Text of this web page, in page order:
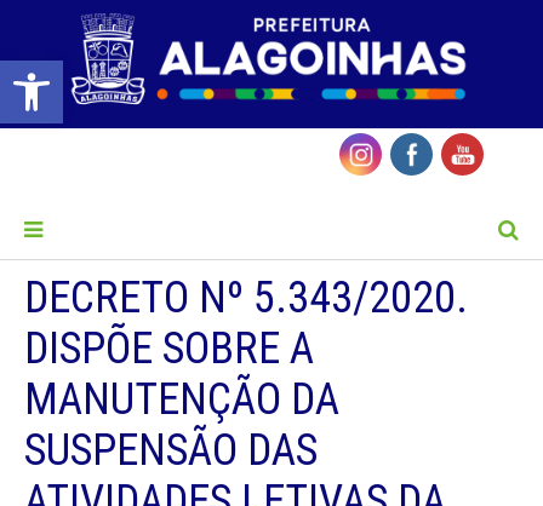
Barra de Ferramentas Aberta
DECRETO Nº 5.343/2020.
DISPÕE SOBRE A
MANUTENÇÃO DA
SUSPENSÃO DAS